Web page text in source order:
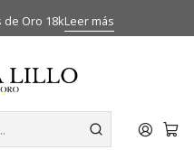
de Oro 18kLeer más
circones Oro 18k